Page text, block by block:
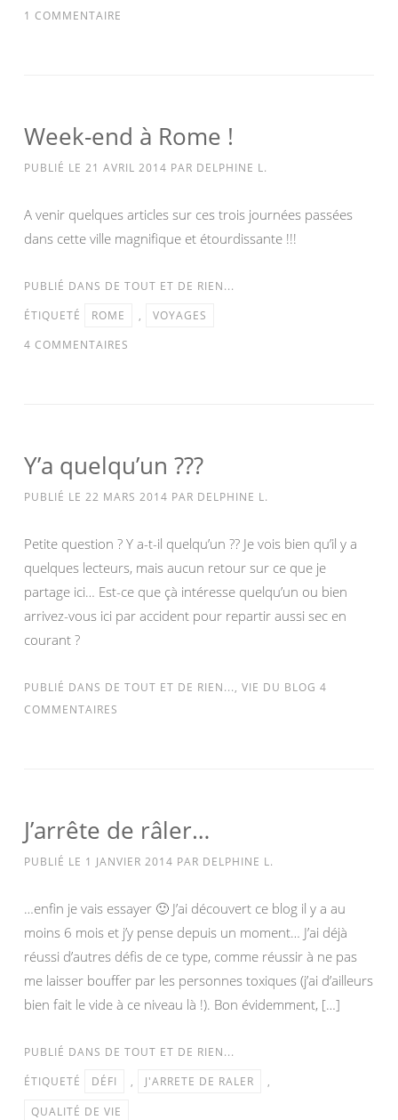
1 COMMENTAIRE
Week-end à Rome !
PUBLIÉ LE 21 AVRIL 2014 PAR DELPHINE L.
A venir quelques articles sur ces trois journées passées
dans cette ville magnifique et étourdissante !!!
PUBLIÉ DANS DE TOUT ET DE RIEN...
ÉTIQUETÉ
ROME ,
VOYAGES
4 COMMENTAIRES
Y’a quelqu’un ???
PUBLIÉ LE 22 MARS 2014 PAR DELPHINE L.
Petite question ? Y a-t-il quelqu’un ?? Je vois bien qu’il y a
quelques lecteurs, mais aucun retour sur ce que je
partage ici… Est-ce que çà intéresse quelqu’un ou bien
arrivez-vous ici par accident pour repartir aussi sec en
courant ?
PUBLIÉ DANS DE TOUT ET DE RIEN..., VIE DU BLOG 4
COMMENTAIRES
J’arrête de râler…
PUBLIÉ LE 1 JANVIER 2014 PAR DELPHINE L.
…enfin je vais essayer 🙂 J’ai découvert ce blog il y a au
moins 6 mois et j’y pense depuis un moment… J’ai déjà
réussi d’autres défis de ce type, comme réussir à ne pas
me laisser bouffer par les personnes toxiques (j’ai d’ailleurs
bien fait le vide à ce niveau là !). Bon évidemment, […]
PUBLIÉ DANS DE TOUT ET DE RIEN...
ÉTIQUETÉ
DÉFI , J'ARRETE DE RALER
,
QUALITÉ DE VIE